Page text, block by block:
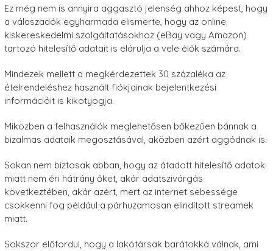
Ez még nem is annyira aggasztó jelenség ahhoz képest, hogy
a válaszadók egyharmada elismerte, hogy az online
kiskereskedelmi szolgáltatásokhoz (eBay vagy Amazon)
tartozó hitelesítő adatait is elárulja a vele élők számára.
Mindezek mellett a megkérdezettek 30 százaléka az
ételrendeléshez használt fiókjainak bejelentkezési
információit is kikotyogja.
Miközben a felhasználók meglehetősen bőkezűen bánnak a
bizalmas adataik megosztásával, aközben azért aggódnak is.
Sokan nem biztosak abban, hogy az átadott hitelesítő adatok
miatt nem éri hátrány őket, akár adatszivárgás
következtében, akár azért, mert az internet sebessége
csökkenni fog például a párhuzamosan elindított streamek
miatt.
Sokszor előfordul, hogy a lakótársak barátokká válnak, ami